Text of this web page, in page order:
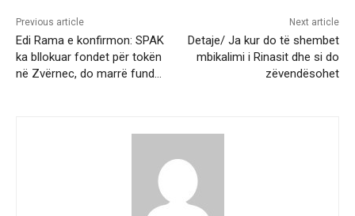
Previous article
Edi Rama e konfirmon: SPAK
ka bllokuar fondet për tokën
në Zvërnec, do marrë fund…
Next article
Detaje/ Ja kur do të shembet
mbikalimi i Rinasit dhe si do
zëvendësohet